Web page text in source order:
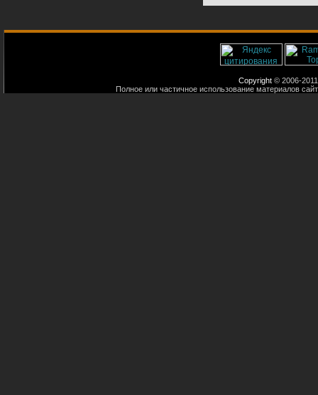
Copyright © 2006-
Полное или частичное использование материалов